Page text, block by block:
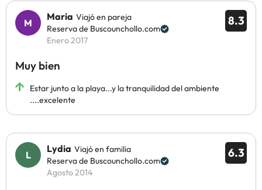
8.3
Maria Viajó en pareja
Reserva de Buscounchollo.com
Enero 2017
Muy bien
Estar junto a la playa...y la tranquilidad del ambiente
....excelente
6.3
Lydia Viajó en familia
Reserva de Buscounchollo.com
Agosto 2014